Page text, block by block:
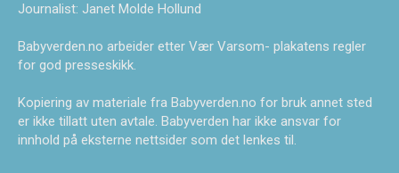
Journalist: Janet Molde Hollund
Babyverden.no arbeider etter Vær Varsom- plakatens regler
for god presseskikk.
Kopiering av materiale fra Babyverden.no for bruk annet sted
er ikke tillatt uten avtale. Babyverden har ikke ansvar for
innhold på eksterne nettsider som det lenkes til.